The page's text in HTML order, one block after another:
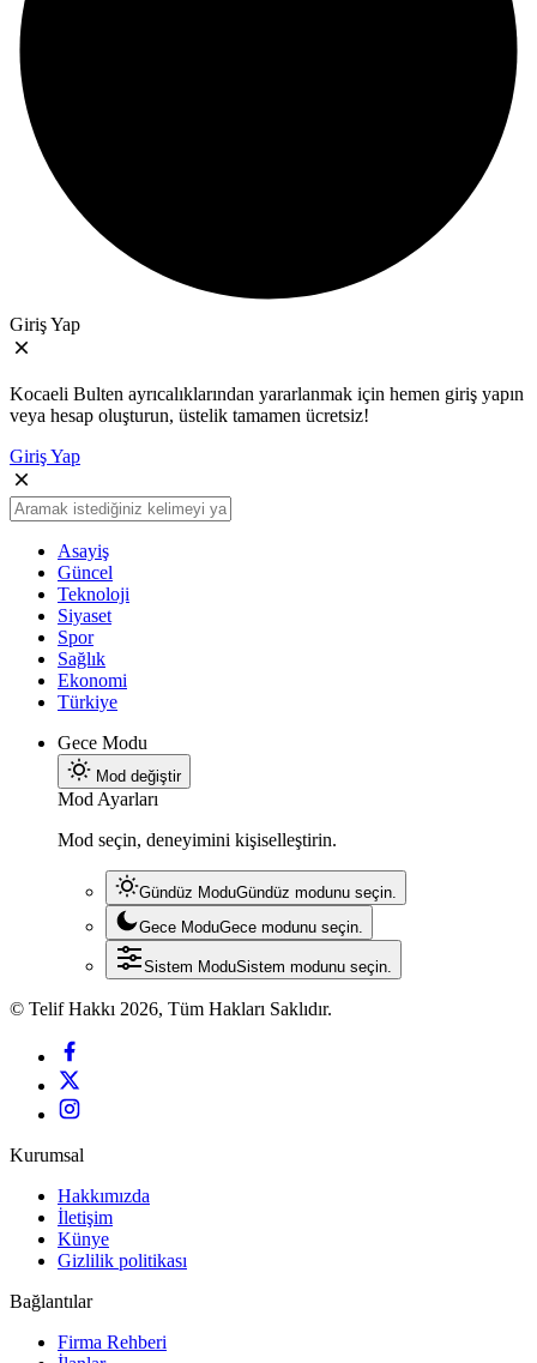
Giriş Yap
Kocaeli Bulten ayrıcalıklarından yararlanmak için hemen giriş yapın
veya hesap oluşturun, üstelik tamamen ücretsiz!
Giriş Yap
Asayiş
Güncel
Teknoloji
Siyaset
Spor
Sağlık
Ekonomi
Türkiye
Gece Modu
Mod değiştir
Mod Ayarları
Mod seçin, deneyimini kişiselleştirin.
Gündüz ModuGündüz modunu seçin.
Gece ModuGece modunu seçin.
Sistem ModuSistem modunu seçin.
© Telif Hakkı 2026, Tüm Hakları Saklıdır.
Kurumsal
Hakkımızda
İletişim
Künye
Gizlilik politikası
Bağlantılar
Firma Rehberi